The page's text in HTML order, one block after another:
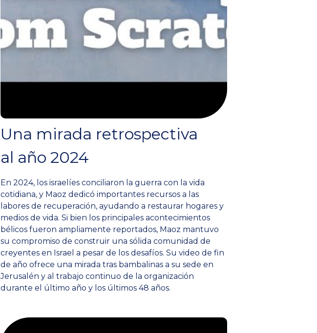
Una mirada retrospectiva
al año 2024
En 2024, los israelíes conciliaron la guerra con la vida
cotidiana, y Maoz dedicó importantes recursos a las
labores de recuperación, ayudando a restaurar hogares y
medios de vida. Si bien los principales acontecimientos
bélicos fueron ampliamente reportados, Maoz mantuvo
su compromiso de construir una sólida comunidad de
creyentes en Israel a pesar de los desafíos. Su video de fin
de año ofrece una mirada tras bambalinas a su sede en
Jerusalén y al trabajo continuo de la organización
durante el último año y los últimos 48 años.